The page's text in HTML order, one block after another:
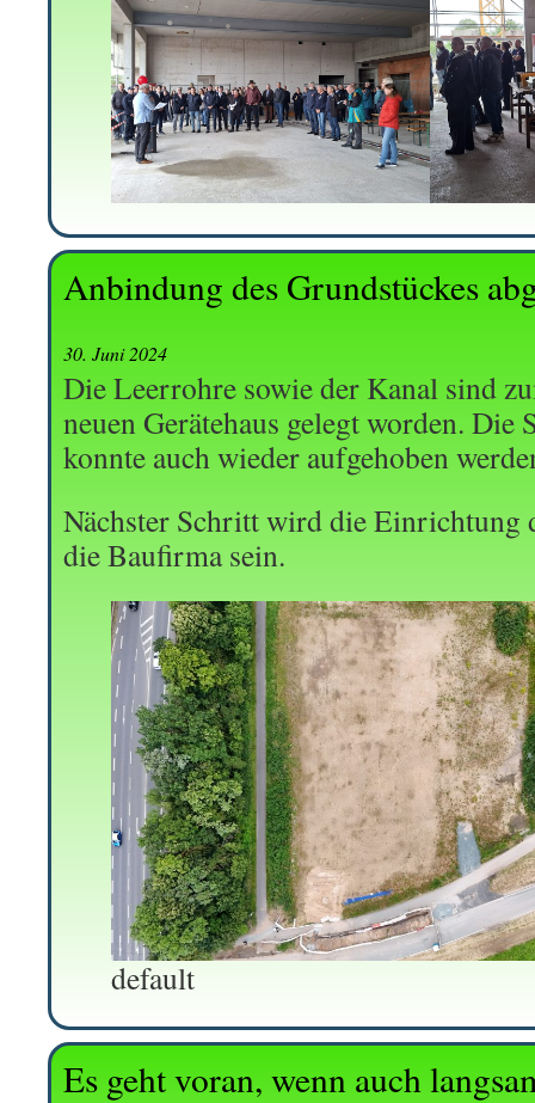
Anbindung des Grundstückes
30. Juni 2024
Die Leerrohre sowie der Kanal sind
neuen Gerätehaus gelegt worden. Die
konnte auch wieder aufgehoben
Nächster Schritt wird die Einrichtung
die Baufirma sein.
default
Es geht voran, wenn auch